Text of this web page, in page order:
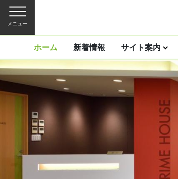
メニュー
ホーム 新着情報 サイト案内